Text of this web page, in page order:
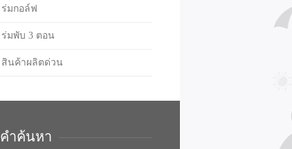
ร่มกอล์ฟ
ร่มพับ 3 ตอน
สินค้าผลิตด่วน
คำค้นหา